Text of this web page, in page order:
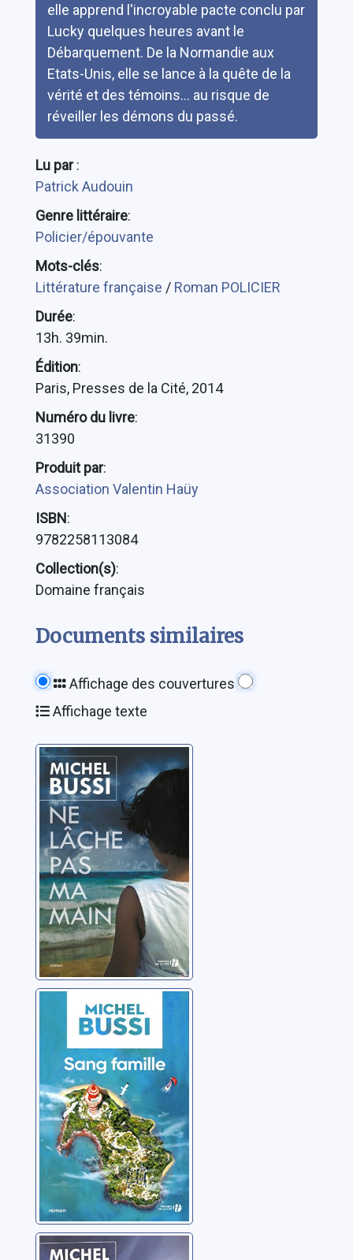
elle apprend l'incroyable pacte conclu par
Lucky quelques heures avant le
Débarquement. De la Normandie aux
Etats-Unis, elle se lance à la quête de la
vérité et des témoins... au risque de
réveiller les démons du passé.
Lu par:
Patrick Audouin
Genre littéraire:
Policier/épouvante
Mots-clés:
Littérature française / Roman POLICIER
Durée:
13h. 39min.
Édition:
Paris, Presses de la Cité, 2014
Numéro du livre:
31390
Produit par:
Association Valentin Haüy
ISBN:
9782258113084
Collection(s):
Domaine français
Documents similaires
Affichage des couvertures
Affichage texte
Ne lâche pas ma
main
Bussi, Michel
Sang famille
Bussi, Michel
N'oublier jamais